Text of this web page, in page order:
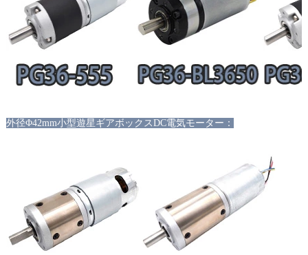
外径Φ42mm小型遊星ギアボックスDC電気モーター：